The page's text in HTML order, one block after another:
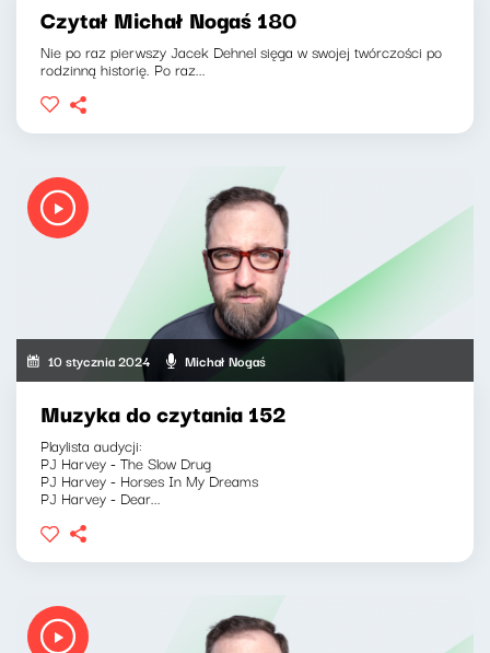
Czytał Michał Nogaś 180
Nie po raz pierwszy Jacek Dehnel sięga w swojej twórczości po
rodzinną historię. Po raz...
10 stycznia 2024 Michał Nogaś
Muzyka do czytania 152
Playlista audycji:
PJ Harvey - The Slow Drug
PJ Harvey - Horses In My Dreams
PJ Harvey - Dear...